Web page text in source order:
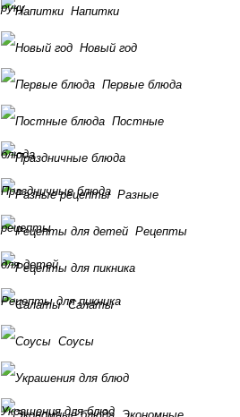
руку Напитки
Новый год
Первые блюда
Постные
блюда
Праздничные блюда Разные
рецепты Рецепты
для детей
Рецепты для пикника
Салаты
Соусы
Украшения для блюд